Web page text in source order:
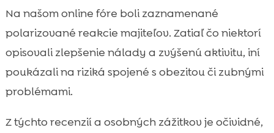
Na našom online fóre boli zaznamenané
polarizované reakcie majiteľov. Zatiaľ čo niektorí
opisovali zlepšenie nálady a zvýšenú aktivitu, iní
poukázali na riziká spojené s obezitou či zubnými
problémami.
Z týchto recenzií a osobných zážitkov je očividné,